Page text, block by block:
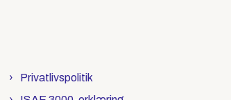
Privatlivspolitik